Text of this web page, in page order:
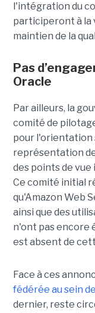
l'intégration du
participeront à la
maintien de la
Pas
Oracle
Par ailleurs, la
comité de
pour l'orientation
représentation
des points de vue
Ce comité initial
qu'Amazon Web
ainsi que des
n'ont pas encore
est absent de
Face à ces
fédérée au sein
dernier, reste